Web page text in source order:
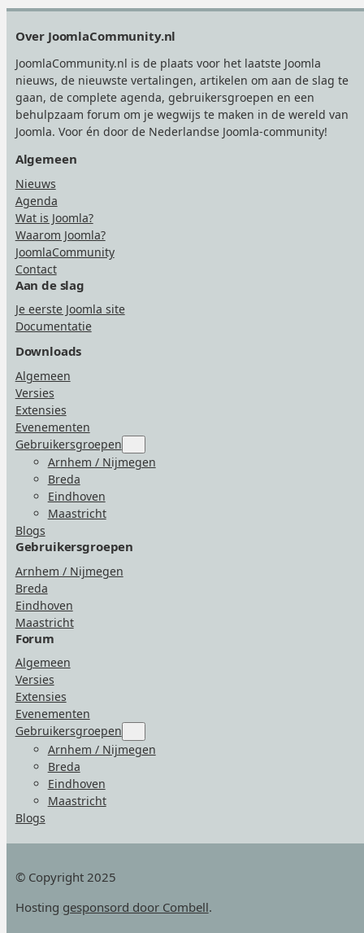
Over JoomlaCommunity.nl
JoomlaCommunity.nl is de plaats voor het laatste Joomla
nieuws, de nieuwste vertalingen, artikelen om aan de slag te
gaan, de complete agenda, gebruikersgroepen en een
behulpzaam forum om je wegwijs te maken in de wereld van
Joomla. Voor én door de Nederlandse Joomla-community!
Algemeen
Nieuws
Agenda
Wat is Joomla?
Waarom Joomla?
JoomlaCommunity
Contact
Aan de slag
Je eerste Joomla site
Documentatie
Downloads
Algemeen
Versies
Extensies
Evenementen
Gebruikersgroepen
for
“Gebruikersgroepen”
Arnhem / Nijmegen
Breda
Eindhoven
Maastricht
Blogs
Gebruikersgroepen
Arnhem / Nijmegen
Breda
Eindhoven
Maastricht
Forum
Algemeen
Versies
Extensies
Evenementen
Gebruikersgroepen
for
“Gebruikersgroepen”
Arnhem / Nijmegen
Breda
Eindhoven
Maastricht
Blogs
© Copyright 2025
Hosting gesponsord door Combell.